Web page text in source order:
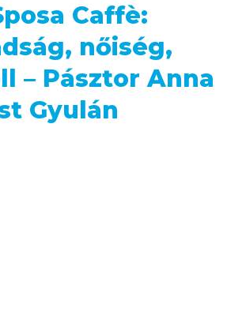
Caffè:
nőiség,
– Pásztor Anna
Gyulán